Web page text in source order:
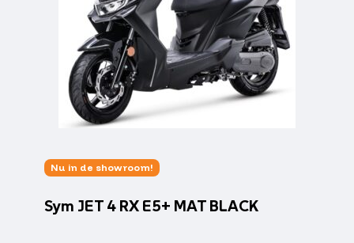
Nu in de showroom!
Sym JET 4 RX E5+ MAT BLACK